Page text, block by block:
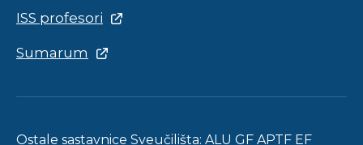
ISS profesori
Sumarum
Ostale sastavnice Sveučilišta: ALU GF APTF EF